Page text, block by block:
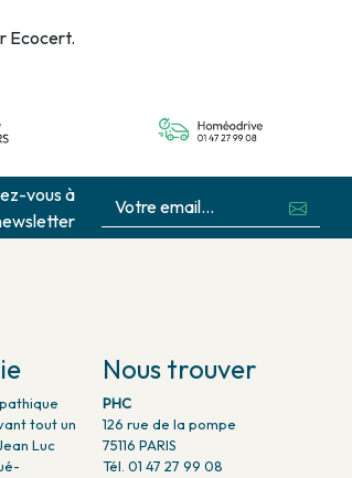
Ecocert.
vous à
tout un
Luc
Nous trouver
PHC
126 rue de la pompe
75116 PARIS
Tél. 01 47 27 99 08